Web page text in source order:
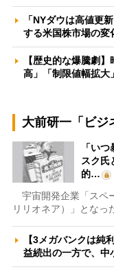
「NYダウは高値更
する米国株市場の
【歴史的な爆騰劇
高」「制限値幅拡
大前研一「ビジ
「い
スク氏
的…
宇宙開発企業「スペ
リリオネア）」となっ
【3メガバンクは純
益続出の一方で、